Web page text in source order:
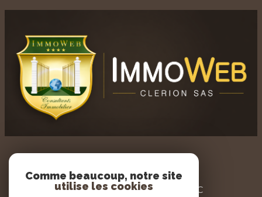
AGENCE IMMOWEB
3 PLACE DU GENERAL LECLERC
Comme beaucoup, notre site
utilise les cookies